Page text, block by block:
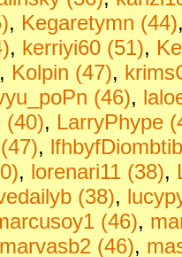
, Kegaretymn (44)
, kerriyi60 (51),
, Kolpin (47),
(46),
(40), LarryPhype
,
, lorenari11 (38),
(38),
(46),
marvasb2 (46),